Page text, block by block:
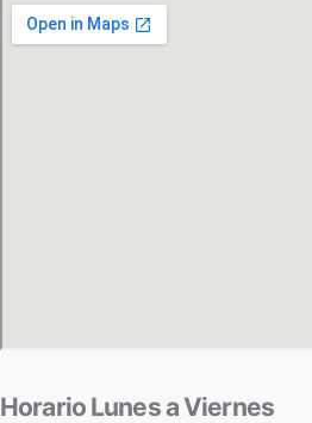
Horario Lunes a Viernes